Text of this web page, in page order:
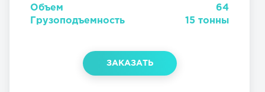
Объем
64
Грузоподъемность
15 тонны
ЗАКАЗАТЬ